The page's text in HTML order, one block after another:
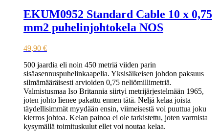
EKUM0952 Standard Cable 10 x 0,75
mm2 puhelinjohtokela NOS
49,90 €
500 jaardia eli noin 450 metriä viiden parin
sisäasennuspuhelinkaapelia. Yksisäikeisen johdon paksuus
silmämääräisesti arvioiden 0,75 neliömillimetriä.
Valmistusmaa Iso Britannia siirtyi metrijärjestelmään 1965,
joten johto lienee pakattu ennen tätä. Neljä kelaa joista
täydellisimmät myydään ensin, viimeisestä voi puuttua joku
kierros johtoa. Kelan painoa ei ole tarkistettu, joten varmista
kysymällä toimituskulut ellet voi noutaa kelaa.